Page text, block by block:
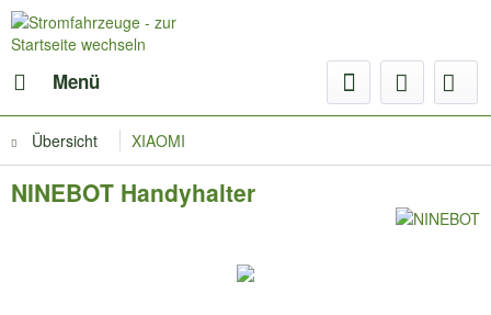
Menü
Übersicht XIAOMI
NINEBOT Handyhalter